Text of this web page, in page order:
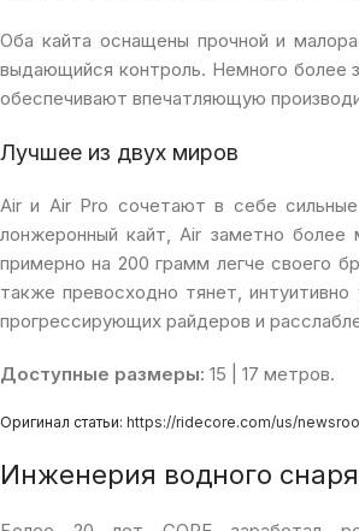
Оба кайта оснащены прочной и
выдающийся контроль. Немного более
обеспечивают впечатляющую
Лучшее из двух миров
Air и Air Pro сочетают в себе
лонжеронный кайт, Air заметно
примерно на 200 грамм легче своего
также превосходно тянет,
прогрессирующих райдеров и
Доступные размеры: 15 | 17 метров.
Оригинал статьи: https://ridecore.com/us/
Инженерия водного